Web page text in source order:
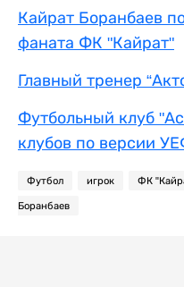
Кайрат Боранбаев
фаната ФК "Кайрат"
Главный тренер
Футбольный клуб
клубов по версии
Футбол игрок ФК
Боранбаев